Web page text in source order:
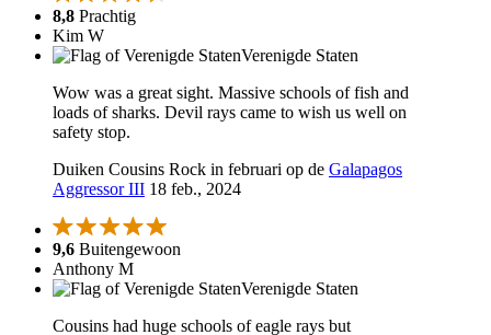
8,8 Prachtig
Kim W
Verenigde Staten
Wow was a great sight. Massive schools of fish and
loads of sharks. Devil rays came to wish us well on
safety stop.
Duiken Cousins Rock in februari op de Galapagos
Aggressor III 18 feb., 2024
9,6 Buitengewoon
Anthony M
Verenigde Staten
Cousins had huge schools of eagle rays but